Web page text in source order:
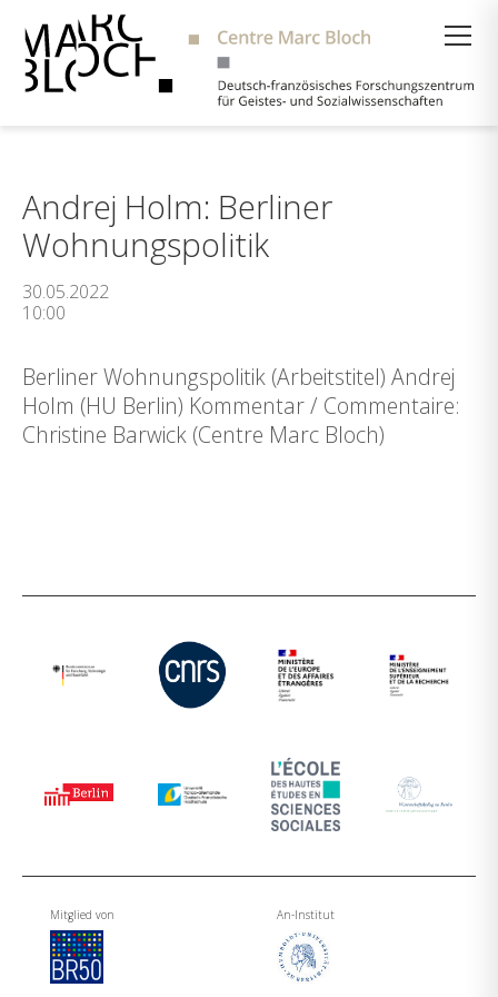
Andrej Holm: Berliner
Wohnungspolitik
30.05.2022
10:00
Berliner Wohnungspolitik (Arbeitstitel) Andrej
Holm (HU Berlin) Kommentar / Commentaire:
Christine Barwick (Centre Marc Bloch)
Mitglied von An-Institut